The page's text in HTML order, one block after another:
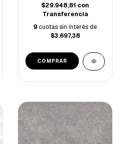
$29.948,81 con
Transferencia
9cuotas sin interés de
$3.697,38